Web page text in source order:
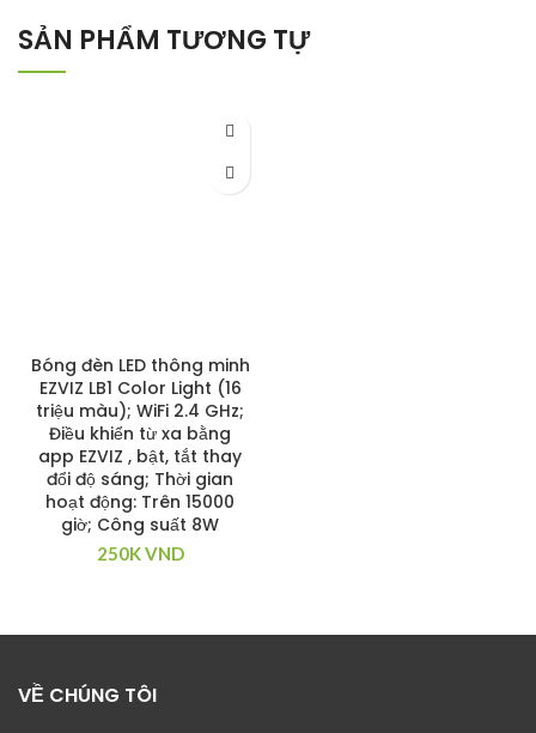
SẢN PHẨM TƯƠNG TỰ
Bóng đèn LED thông minh
EZVIZ LB1 Color Light (16
triệu màu); WiFi 2.4 GHz;
Điều khiển từ xa bằng
app EZVIZ , bật, tắt thay
đổi độ sáng; Thời gian
hoạt động: Trên 15000
giờ; Công suất 8W
250KVND
VỀ CHÚNG TÔI